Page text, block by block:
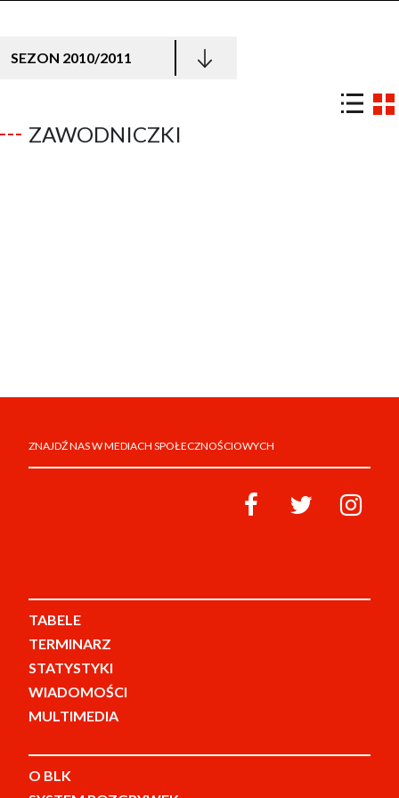
SEZON 2010/2011
ZAWODNICZKI
ZNAJDŹ NAS W MEDIACH SPOŁECZNOŚCIOWYCH
TABELE
TERMINARZ
STATYSTYKI
WIADOMOŚCI
MULTIMEDIA
O BLK